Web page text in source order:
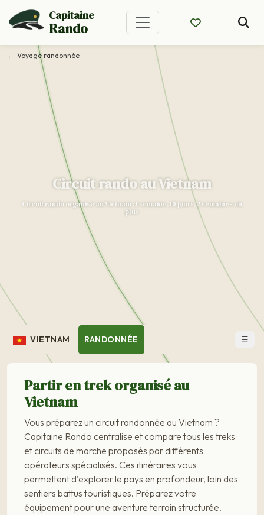
Capitaine
Rando
Voyage randonnée
Circuit rando au Vietnam
Circuit rando organisé au Vietnam : 1 semaine, 10 jours, 2 semaines ou
plus
VIETNAM RANDONNÉE ☰
Partir en trek organisé au
Vietnam
Vous préparez un circuit randonnée au Vietnam ?
Capitaine Rando centralise et compare tous les treks
et circuits de marche proposés par différents
opérateurs spécialisés. Ces itinéraires vous
permettent d'explorer le pays en profondeur, loin des
sentiers battus touristiques. Préparez votre
équipement pour une aventure terrain structurée.